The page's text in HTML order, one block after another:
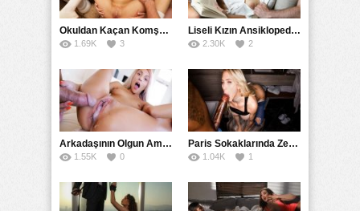
Okuldan Kaçan Komşu Kızını Bakire Sanıp Götten Sikti
1.69K 3
Liseli Kızın Ansiklopedisini Kitap Gibi Tane Tane Okudu
2.30K 2
Arkadaşının Olgun Amcasına Siktirip İçine Boşalmasını İstedi
1.55K 0
Paris Sokaklarında Zenci Yarağını Gırtlağına Kadar İndirdi
1.04K 1